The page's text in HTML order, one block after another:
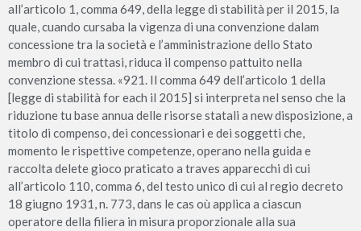
all’articolo 1, comma 649, della legge di stabilità per il 2015, la
quale, cuando cursaba la vigenza di una convenzione dalam
concessione tra la società e l’amministrazione dello Stato
membro di cui trattasi, riduca il compenso pattuito nella
convenzione stessa. «921. Il comma 649 dell’articolo 1 della
[legge di stabilità for each il 2015] si interpreta nel senso che la
riduzione tu base annua delle risorse statali a new disposizione, a
titolo di compenso, dei concessionari e dei soggetti che,
momento le rispettive competenze, operano nella guida e
raccolta delete gioco praticato a traves apparecchi di cui
all’articolo 110, comma 6, del testo unico di cui al regio decreto
18 giugno 1931, n. 773, dans le cas où applica a ciascun
operatore della filiera in misura proporzionale alla sua